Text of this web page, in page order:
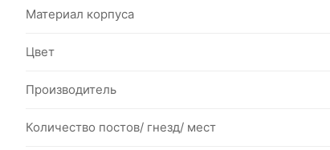
Материал корпуса
Цвет
Производитель
Количество постов/ гнезд/ мест